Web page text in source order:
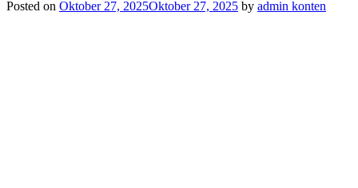
Posted on Oktober 27, 2025Oktober 27, 2025 by admin konten